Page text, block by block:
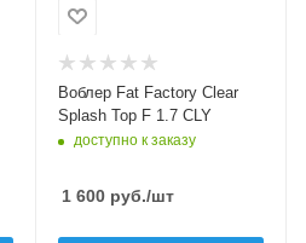
Длина приманки, мм
Вес приманки, гр
1.7
Плавучесть
Воблер Fat Factory Clear
Splash Top F 1.7 CLY
доступно к заказу
1 600руб./шт